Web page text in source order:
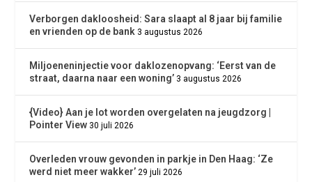
Verborgen dakloosheid: Sara slaapt al 8 jaar bij familie
en vrienden op de bank 3 augustus 2026
Miljoeneninjectie voor daklozenopvang: ‘Eerst van de
straat, daarna naar een woning’ 3 augustus 2026
{Video} Aan je lot worden overgelaten na jeugdzorg |
Pointer View 30 juli 2026
Overleden vrouw gevonden in parkje in Den Haag: ‘Ze
werd niet meer wakker’ 29 juli 2026